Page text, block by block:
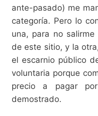
ante-pasado) me
categoría. Pero lo
una, para no
de este sitio, y la
el escarnio público
voluntaria porque
precio a pagar
demostrado.